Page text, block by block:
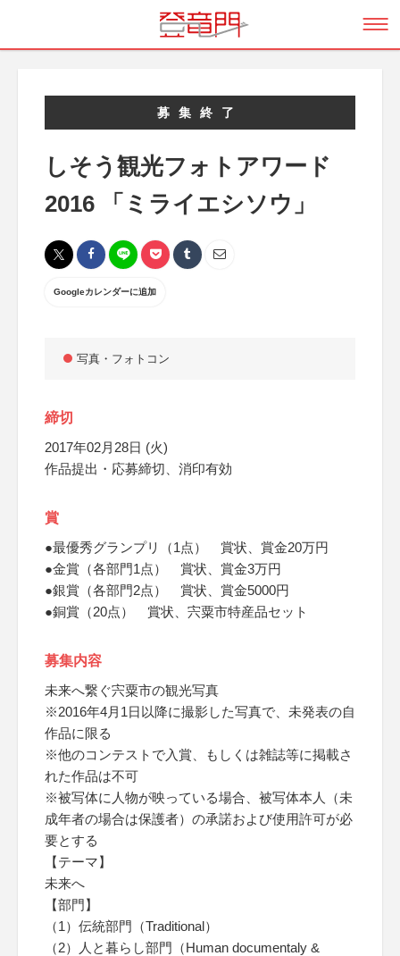
募集終了
しそう観光フォトアワード
2016 「ミライエシソウ」
Googleカレンダーに追加
写真・フォトコン
締切
2017年02月28日 (火)
作品提出・応募締切、消印有効
賞
●最優秀グランプリ（1点） 賞状、賞金20万円
●金賞（各部門1点） 賞状、賞金3万円
●銀賞（各部門2点） 賞状、賞金5000円
●銅賞（20点） 賞状、宍粟市特産品セット
募集内容
未来へ繋ぐ宍粟市の観光写真
※2016年4月1日以降に撮影した写真で、未発表の自
作品に限る
※他のコンテストで入賞、もしくは雑誌等に掲載さ
れた作品は不可
※被写体に人物が映っている場合、被写体本人（未
成年者の場合は保護者）の承諾および使用許可が必
要とする
【テーマ】
未来へ
【部門】
（1）伝統部門（Traditional）
（2）人と暮らし部門（Human documentaly &